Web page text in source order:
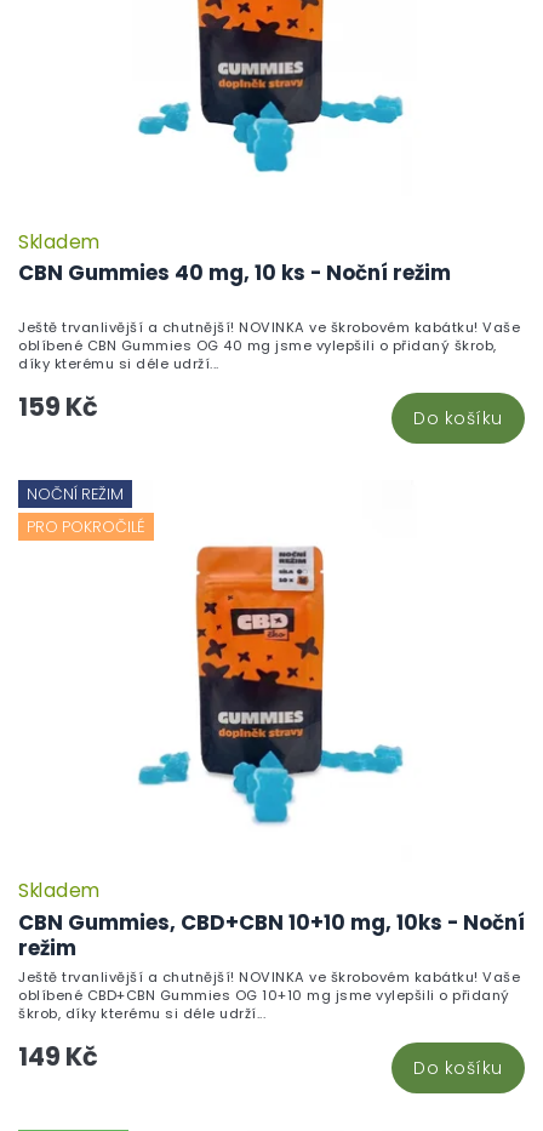
CBN Gummies 40 mg, 10 ks - Noční režim
Skladem
159 Kč Do košíku
Ještě trvanlivější a chutnější! NOVINKA ve škrobovém kabátku! Vaše
oblíbené CBN Gummies OG 40 mg jsme vylepšili o přidaný škrob,
díky kterému si déle udrží...
NOČNÍ REŽIM
PRO POKROČILÉ
CBN Gummies, CBD+CBN 10+10 mg, 10ks - Noční
režim
Skladem
149 Kč Do košíku
Ještě trvanlivější a chutnější! NOVINKA ve škrobovém kabátku! Vaše
oblíbené CBD+CBN Gummies OG 10+10 mg jsme vylepšili o přidaný
škrob, díky kterému si déle udrží...